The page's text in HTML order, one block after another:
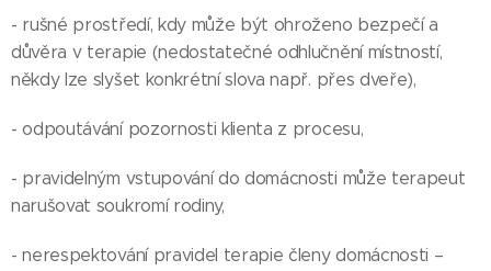
- rušné prostředí, kdy může být ohroženo bezpečí a
důvěra v terapie (nedostatečné odhlučnění místností,
někdy lze slyšet konkrétní slova např. přes dveře),
- odpoutávání pozornosti klienta z procesu,
- pravidelným vstupování do domácnosti může terapeut
narušovat soukromí rodiny,
- nerespektování pravidel terapie členy domácnosti –